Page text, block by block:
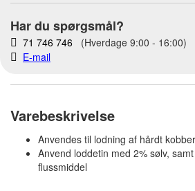
Har du spørgsmål?
71 746 746 (Hverdage 9:00 - 16:00)
E-mail
Varebeskrivelse
Anvendes til lodning af hårdt
Anvend loddetin med 2% sølv,
flussmiddel